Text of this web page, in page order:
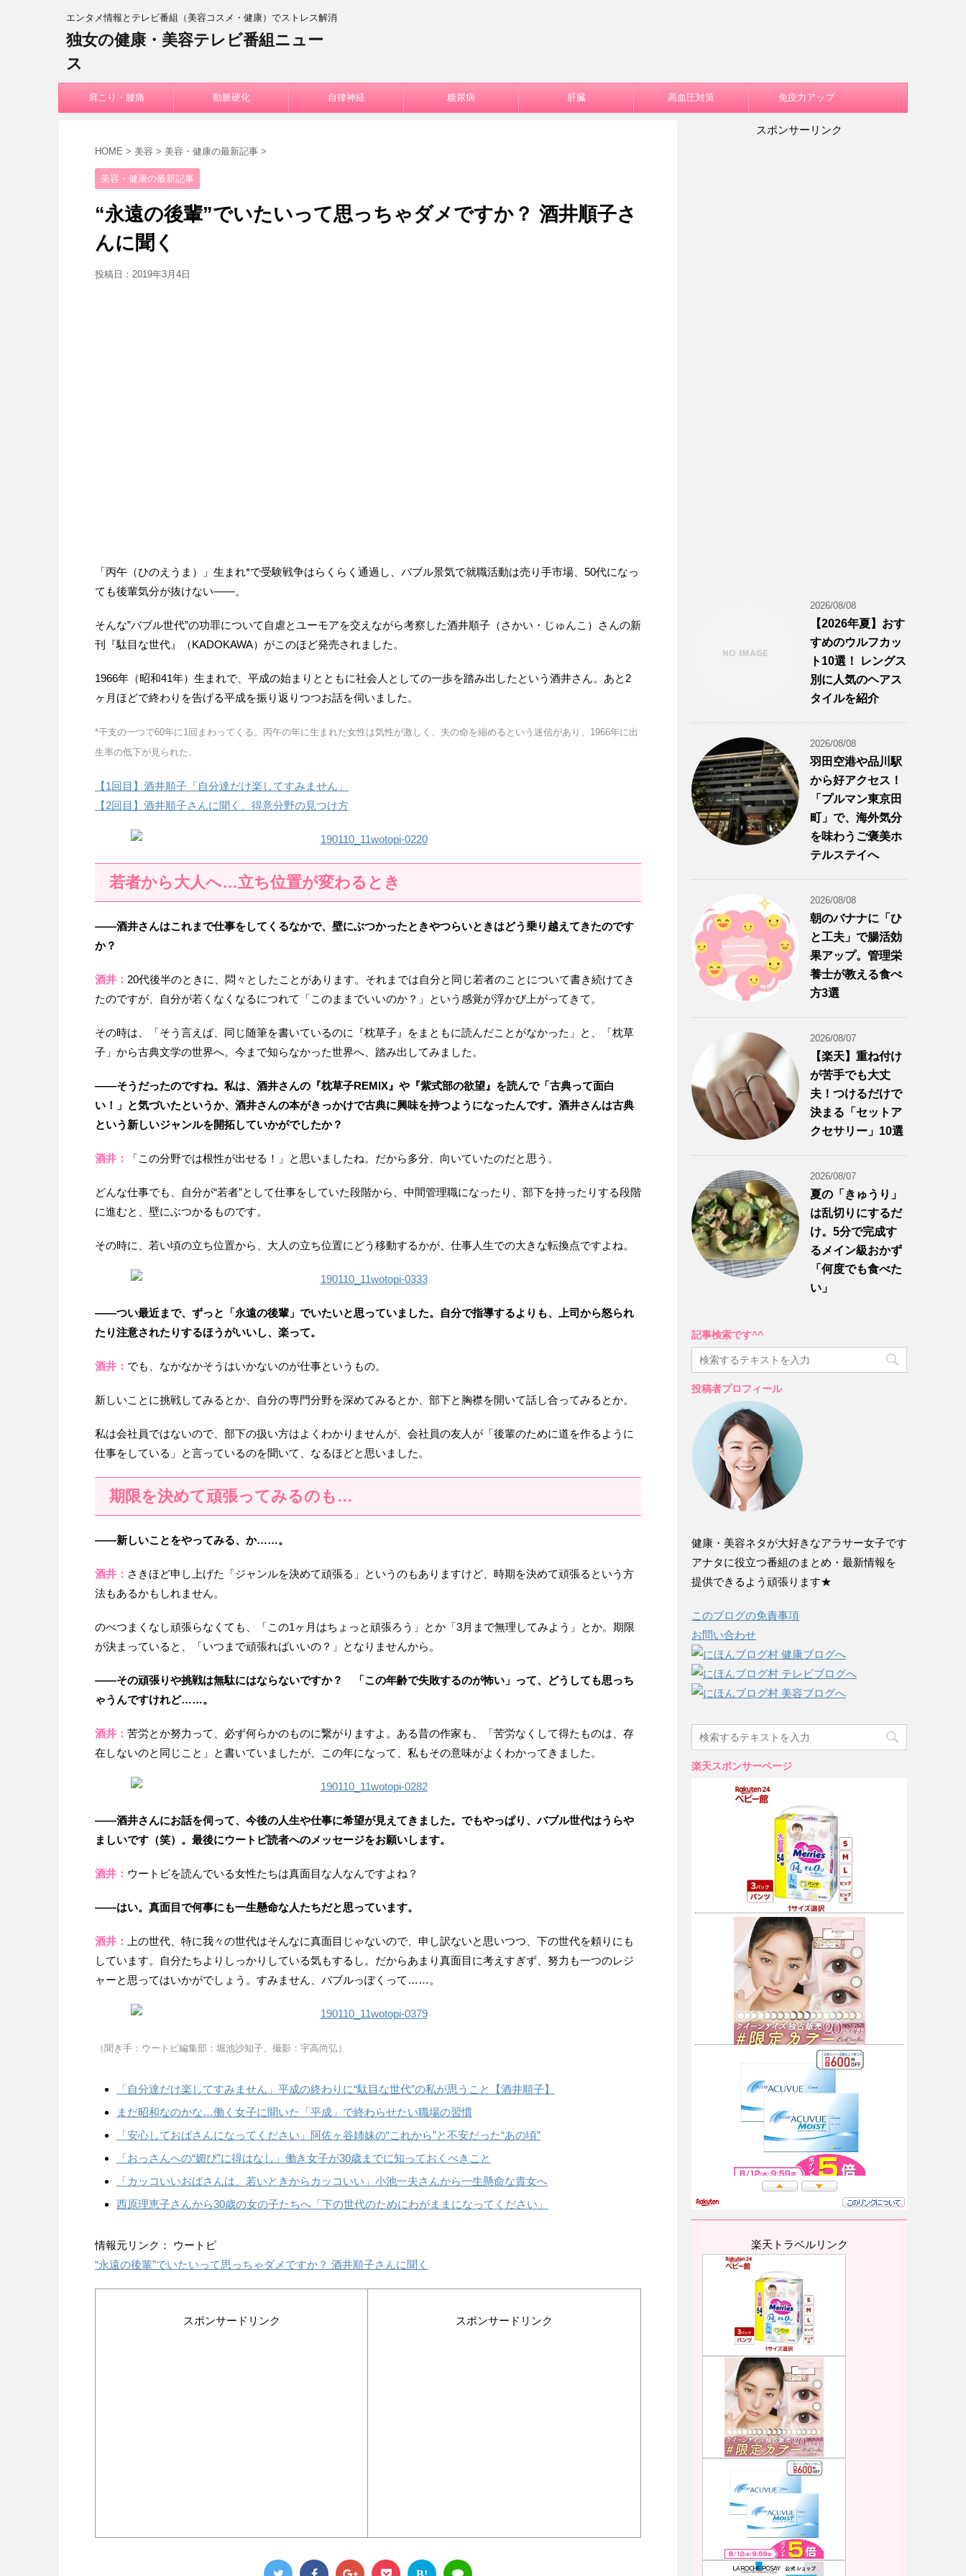
エンタメ情報とテレビ番組（美容コスメ・健康）でストレス解消
独女の健康・美容テレビ番組ニュー
ス
肩こり・腰痛 動脈硬化 自律神経 糖尿病 肝臓 高血圧対策 免疫力アップ
HOME > 美容 > 美容・健康の最新記事 >
美容・健康の最新記事
“永遠の後輩”でいたいって思っちゃダメですか？ 酒井順子さ
んに聞く
投稿日： 2019年3月4日
「丙午（ひのえうま）」生まれ*で受験戦争はらくらく通過し、バブル景気で就職活動は売り手市場、50代になっ
ても後輩気分が抜けない——。
そんな”バブル世代”の功罪について自虐とユーモアを交えながら考察した酒井順子（さかい・じゅんこ）さんの新
刊『駄目な世代』（KADOKAWA）がこのほど発売されました。
1966年（昭和41年）生まれで、平成の始まりとともに社会人としての一歩を踏み出したという酒井さん。あと2
ヶ月ほどで終わりを告げる平成を振り返りつつお話を伺いました。
*干支の一つで60年に1回まわってくる。丙午の年に生まれた女性は気性が激しく、夫の命を縮めるという迷信があり、1966年に出
生率の低下が見られた。
【1回目】酒井順子「自分達だけ楽してすみません」
【2回目】酒井順子さんに聞く、得意分野の見つけ方
若者から大人へ…立ち位置が変わるとき
——酒井さんはこれまで仕事をしてくるなかで、壁にぶつかったときやつらいときはどう乗り越えてきたのです
か？
酒井： 20代後半のときに、悶々としたことがあります。それまでは自分と同じ若者のことについて書き続けてき
たのですが、自分が若くなくなるにつれて「このままでいいのか？」という感覚が浮かび上がってきて。
その時は、「そう言えば、同じ随筆を書いているのに『枕草子』をまともに読んだことがなかった」と、「枕草
子」から古典文学の世界へ。今まで知らなかった世界へ、踏み出してみました。
——そうだったのですね。私は、酒井さんの『枕草子REMIX』や『紫式部の欲望』を読んで「古典って面白
い！」と気づいたというか、酒井さんの本がきっかけで古典に興味を持つようになったんです。酒井さんは古典
という新しいジャンルを開拓していかがでしたか？
酒井： 「この分野では根性が出せる！」と思いましたね。だから多分、向いていたのだと思う。
どんな仕事でも、自分が“若者”として仕事をしていた段階から、中間管理職になったり、部下を持ったりする段階
に進むと、壁にぶつかるものです。
その時に、若い頃の立ち位置から、大人の立ち位置にどう移動するかが、仕事人生での大きな転換点ですよね。
——つい最近まで、ずっと「永遠の後輩」でいたいと思っていました。自分で指導するよりも、上司から怒られ
たり注意されたりするほうがいいし、楽って。
酒井： でも、なかなかそうはいかないのが仕事というもの。
新しいことに挑戦してみるとか、自分の専門分野を深めてみるとか、部下と胸襟を開いて話し合ってみるとか。
私は会社員ではないので、部下の扱い方はよくわかりませんが、会社員の友人が「後輩のために道を作るように
仕事をしている」と言っているのを聞いて、なるほどと思いました。
期限を決めて頑張ってみるのも…
——新しいことをやってみる、か……。
酒井： さきほど申し上げた「ジャンルを決めて頑張る」というのもありますけど、時期を決めて頑張るという方
法もあるかもしれません。
のべつまくなし頑張らなくても、「この1ヶ月はちょっと頑張ろう」とか「3月まで無理してみよう」とか。期限
が決まっていると、「いつまで頑張ればいいの？」となりませんから。
——その頑張りや挑戦は無駄にはならないですか？ 「この年齢で失敗するのが怖い」って、どうしても思っち
ゃうんですけれど……。
酒井： 苦労とか努力って、必ず何らかのものに繋がりますよ。ある昔の作家も、「苦労なくして得たものは、存
在しないのと同じこと」と書いていましたが、この年になって、私もその意味がよくわかってきました。
——酒井さんにお話を伺って、今後の人生や仕事に希望が見えてきました。でもやっぱり、バブル世代はうらや
ましいです（笑）。最後にウートピ読者へのメッセージをお願いします。
酒井： ウートピを読んでいる女性たちは真面目な人なんですよね？
——はい。真面目で何事にも一生懸命な人たちだと思っています。
酒井：
上の世代、特に我々の世代はそんなに真面目じゃないので、申し訳ないと思いつつ、下の世代を頼りにも
しています。自分たちよりしっかりしている気もするし。だからあまり真面目に考えすぎず、努力も一つのレジ
ャーと思ってはいかがでしょう。すみません、バブルっぽくって……。
（聞き手：ウートピ編集部：堀池沙知子、撮影：宇高尚弘）
「自分達だけ楽してすみません」平成の終わりに“駄目な世代”の私が思うこと【酒井順子】
まだ昭和なのかな…働く女子に聞いた「平成」で終わらせたい職場の習慣
「安心しておばさんになってください」阿佐ヶ谷姉妹の“これから”と不安だった“あの頃”
「おっさんへの“媚び”に得はなし」働き女子が30歳までに知っておくべきこと
「カッコいいおばさんは、若いときからカッコいい」小池一夫さんから一生懸命な貴女へ
西原理恵子さんから30歳の女の子たちへ「下の世代のためにわがままになってください」
情報元リンク： ウートピ
“永遠の後輩”でいたいって思っちゃダメですか？ 酒井順子さんに聞く
スポンサードリンク スポンサードリンク
スポンサーリンク
2026/08/08
【2026年夏】おす
すめのウルフカッ
ト10選！ レングス
別に人気のヘアス
タイルを紹介
2026/08/08
羽田空港や品川駅
から好アクセス！
「プルマン東京田
町」で、海外気分
を味わうご褒美ホ
テルステイへ
2026/08/08
朝のバナナに「ひ
と工夫」で腸活効
果アップ。管理栄
養士が教える食べ
方3選
2026/08/07
【楽天】重ね付け
が苦手でも大丈
夫！つけるだけで
決まる「セットア
クセサリー」10選
2026/08/07
夏の「きゅうり」
は乱切りにするだ
け。5分で完成す
るメイン級おかず
「何度でも食べた
い」
記事検索です^^
投稿者プロフィール
健康・美容ネタが大好きなアラサー女子です
アナタに役立つ番組のまとめ・最新情報を
提供できるよう頑張ります★
このブログの免責事項
お問い合わせ
楽天スポンサーページ
楽天トラベルリンク